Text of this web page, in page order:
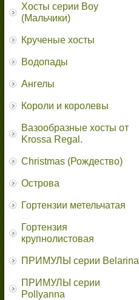
Хосты серии Boy
(Мальчики)
Крученые хосты
Водопады
Ангелы
Короли и королевы
Вазообразные хосты от
Krossa Regal.
Christmas (Рождество)
Острова
Гортензии метельчатая
Гортензия
крупнолистовая
ПРИМУЛЫ серии Belarina
ПРИМУЛЫ серии
Pollyanna